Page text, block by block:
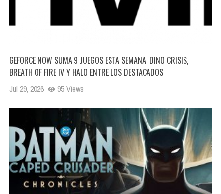
GEFORCE NOW SUMA 9 JUEGOS ESTA SEMANA: DINO CRISIS,
BREATH OF FIRE IV Y HALO ENTRE LOS DESTACADOS
Jul 29, 2026 95 Views